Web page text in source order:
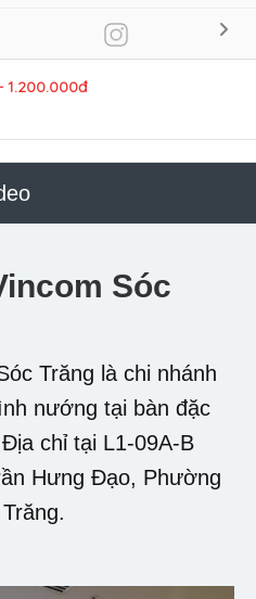
1.200.000đ
Sóc
Trăng là chi nhánh
nướng tại bàn đặc
chỉ tại L1-09A-B
Hưng Đạo, Phường